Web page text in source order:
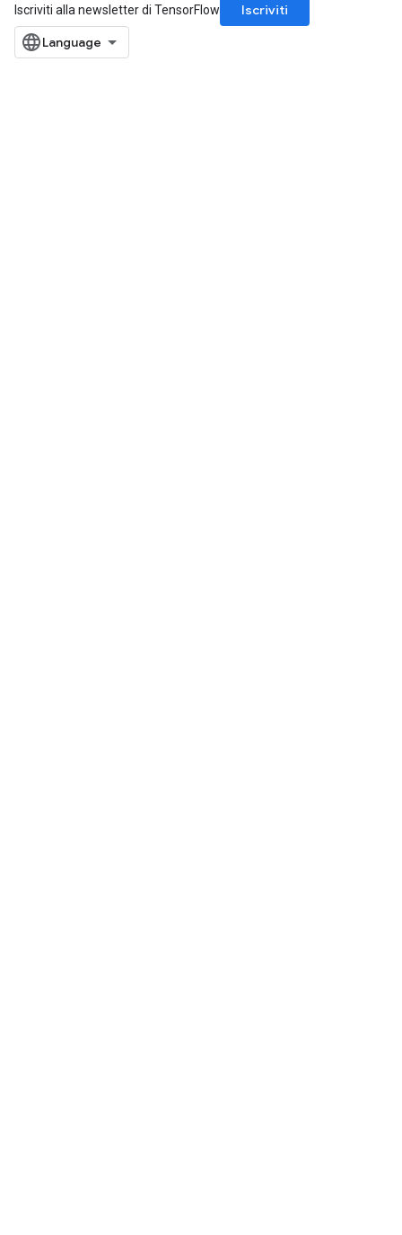
Iscriviti alla newsletter di TensorFlow
Iscriviti